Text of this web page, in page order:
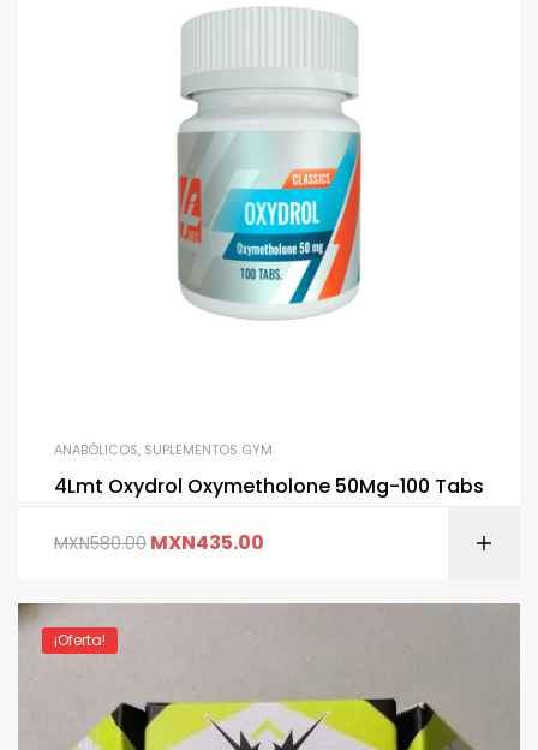
ANABÓLICOS, SUPLEMENTOS GYM
4Lmt Oxydrol Oxymetholone 50Mg-100 Tabs
MXN580.00 MXN435.00
¡Oferta!